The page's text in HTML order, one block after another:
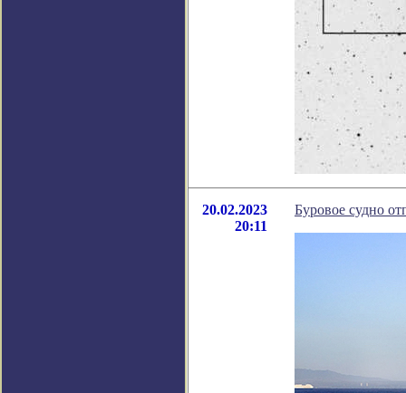
20.02.2023
20:11
Буровое судно